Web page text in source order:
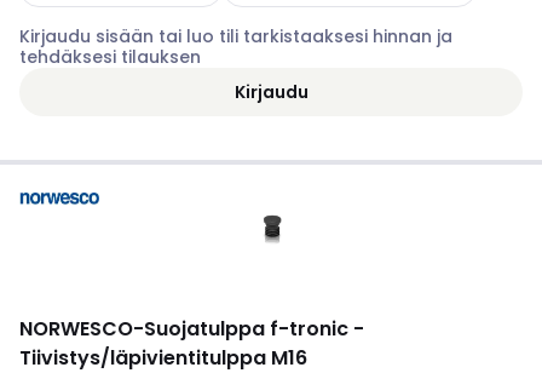
Kirjaudu sisään tai luo tili tarkistaaksesi hinnan ja
tehdäksesi tilauksen
Kirjaudu
NORWESCO-Suojatulppa f-tronic -
Tiivistys/läpivientitulppa M16